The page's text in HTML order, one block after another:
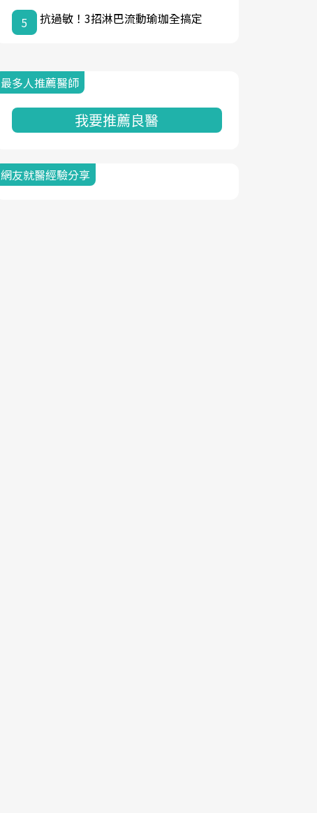
5 抗過敏！3招淋巴流動瑜珈全搞定
最多人推薦醫師
我要推薦良醫
網友就醫經驗分享